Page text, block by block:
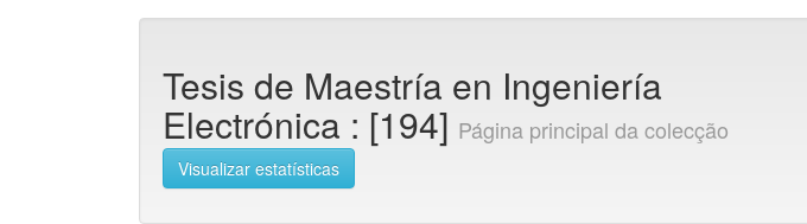
Tesis de Maestría en Ingeniería
Electrónica : [194] Página principal da colecção
Visualizar estatísticas